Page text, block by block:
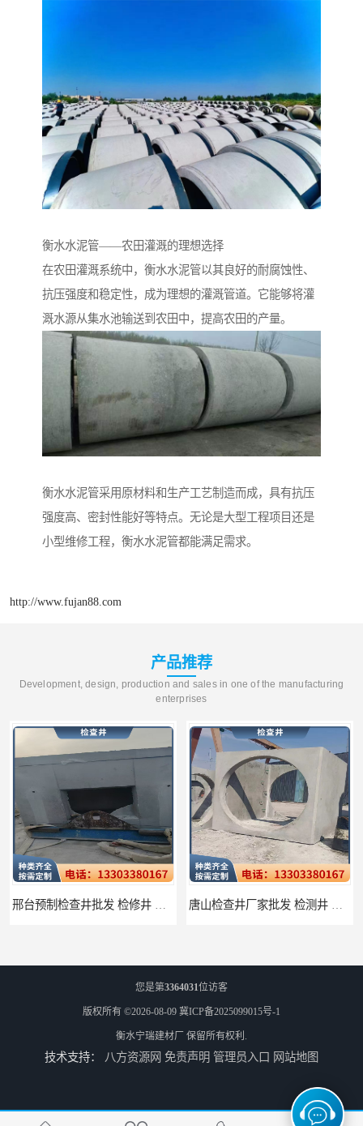
衡水水泥管——农田灌溉的理想选择
在农田灌溉系统中，衡水水泥管以其良好的耐腐蚀性、
抗压强度和稳定性，成为理想的灌溉管道。它能够将灌
溉水源从集水池输送到农田中，提高农田的产量。
衡水水泥管采用原材料和生产工艺制造而成，具有抗压
强度高、密封性能好等特点。无论是大型工程项目还是
小型维修工程，衡水水泥管都能满足需求。
http://www.fujan88.com
产品推荐
Development, design, production and sales in one of the manufacturing
enterprises
唐山预制检查井生产厂家 检修井 井盖坚固防破损 水泥管生产厂家 抗化学腐蚀性能强
您是第3364031位访客
版权所有 ©2026-08-09 冀ICP备2025099015号-1
衡水宁瑞建材厂 保留所有权利.
技术支持： 八方资源网 免责声明 管理员入口 网站地图